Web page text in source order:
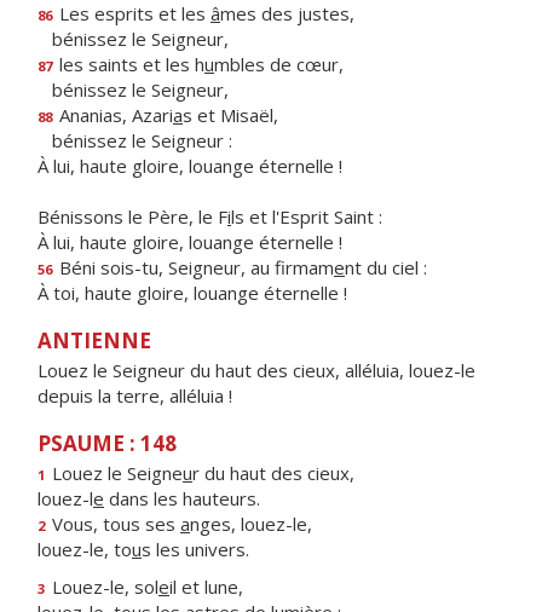
86 Les esprits et les âmes des justes,
bénissez le Seigneur,
87 les saints et les humbles de cœur,
bénissez le Seigneur,
88 Ananias, Azarias et Misaël,
bénissez le Seigneur :
À lui, haute gloire, louange éternelle !
Bénissons le Père, le Fils et l'Esprit Saint :
À lui, haute gloire, louange éternelle !
56 Béni sois-tu, Seigneur, au firmament du ciel :
À toi, haute gloire, louange éternelle !
ANTIENNE
Louez le Seigneur du haut des cieux, alléluia, louez-le
depuis la terre, alléluia !
PSAUME : 148
1 Louez le Seigneur du haut des cieux,
louez-le dans les hauteurs.
2 Vous, tous ses anges, louez-le,
louez-le, tous les univers.
3 Louez-le, soleil et lune,